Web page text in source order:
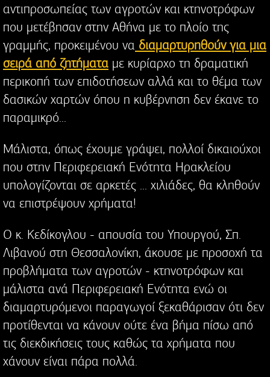
αντιπροσωπείας των αγροτών και κτηνοτρόφων
που μετέβησαν στην Αθήνα με το πλοίο της
γραμμής, προκειμένου να διαμαρτυρηθούν για μια
σειρά από ζητήματα με κυρίαρχο τη δραματική
περικοπή των επιδοτήσεων αλλά και το θέμα των
δασικών χαρτών όπου η κυβέρνηση δεν έκανε το
παραμικρό...
Μάλιστα, όπως έχουμε γράψει, πολλοί δικαιούχοι
που στην Περιφερειακή Ενότητα Ηρακλείου
υπολογίζονται σε αρκετές ... χιλιάδες, θα κληθούν
να επιστρέψουν χρήματα!
Ο κ. Κεδίκογλου - απουσία του Υπουργού, Σπ.
Λιβανού στη Θεσσαλονίκη, άκουσε με προσοχή τα
προβλήματα των αγροτών - κτηνοτρόφων και
μάλιστα ανά Περιφερειακή Ενότητα ενώ οι
διαμαρτυρόμενοι παραγωγοί ξεκαθάρισαν ότι δεν
προτίθενται να κάνουν ούτε ένα βήμα πίσω από
τις διεκδικήσεις τους καθώς τα χρήματα που
χάνουν είναι πάρα πολλά.